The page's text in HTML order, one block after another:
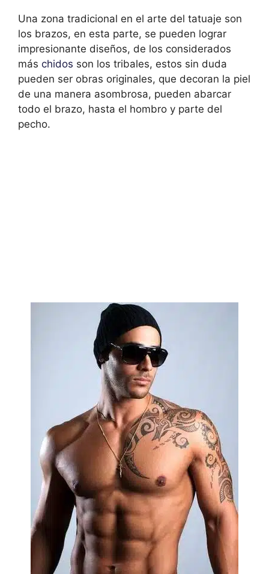
Una zona tradicional en el arte del tatuaje son
los brazos, en esta parte, se pueden lograr
impresionante diseños, de los considerados
más chidos son los tribales, estos sin duda
pueden ser obras originales, que decoran la piel
de una manera asombrosa, pueden abarcar
todo el brazo, hasta el hombro y parte del
pecho.